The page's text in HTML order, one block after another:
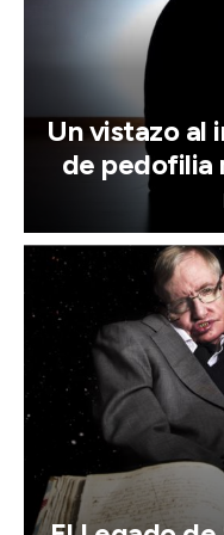
Un vistazo al
de pedofilia